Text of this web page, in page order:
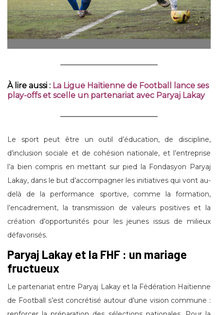
À lire aussi : La Ligue Haïtienne de Football lance ses
play-offs et scelle un partenariat avec Paryaj Lakay
Le sport peut être un outil d’éducation, de discipline,
d’inclusion sociale et de cohésion nationale, et l’entreprise
l’a bien compris en mettant sur pied la Fondasyon Paryaj
Lakay, dans le but d’accompagner les initiatives qui vont au-
delà de la performance sportive, comme la formation,
l’encadrement, la transmission de valeurs positives et la
création d’opportunités pour les jeunes issus de milieux
défavorisés.
Paryaj Lakay et la FHF : un mariage
fructueux
Le partenariat entre Paryaj Lakay et la Fédération Haïtienne
de Football s’est concrétisé autour d’une vision commune :